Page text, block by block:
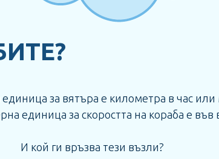
за вятъра е километра в час или
единица за скоростта на кораба е във
И кой ги връзва тези възли?